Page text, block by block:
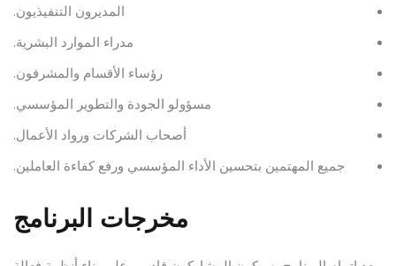
المديرون التنفيذيون.
مدراء الموارد البشرية.
رؤساء الأقسام والمشرفون.
مسؤولو الجودة والتطوير المؤسسي.
أصحاب الشركات ورواد الأعمال.
جميع المهتمين بتحسين الأداء المؤسسي ورفع كفاءة العاملين.
مخرجات البرنامج